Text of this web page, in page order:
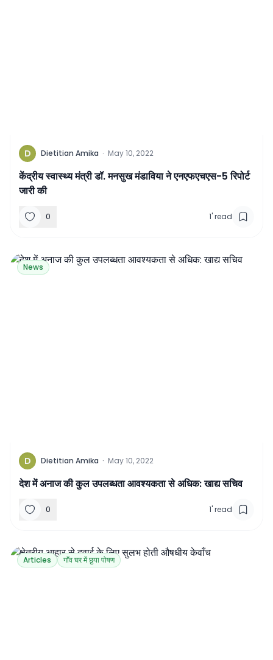
D Dietitian Amika · May 10, 2022
केंद्रीय स्वास्थ्य मंत्री डॉ. मनसुख मंडाविया ने एनएफएचएस-5 रिपोर्ट
जारी की
0 1'read
News
D Dietitian Amika · May 10, 2022
देश में अनाज की कुल उपलब्धता आवश्यकता से अधिक: खाद्य सचिव
0 1'read
Articles गाँव घर में छुपा पोषण